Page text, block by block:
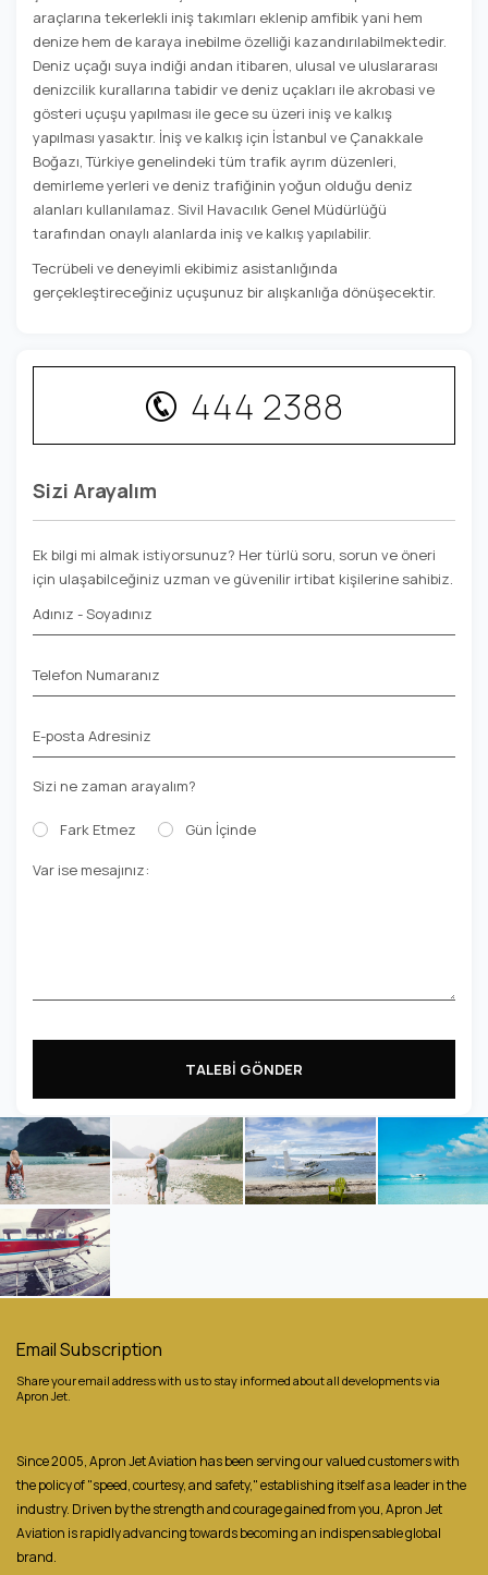
araçlarına tekerlekli iniş takımları eklenip amfibik yani hem
denize hem de karaya inebilme özelliği kazandırılabilmektedir.
Deniz uçağı suya indiği andan itibaren, ulusal ve uluslararası
denizcilik kurallarına tabidir ve deniz uçakları ile akrobasi ve
gösteri uçuşu yapılması ile gece su üzeri iniş ve kalkış
yapılması yasaktır. İniş ve kalkış için İstanbul ve Çanakkale
Boğazı, Türkiye genelindeki tüm trafik ayrım düzenleri,
demirleme yerleri ve deniz trafiğinin yoğun olduğu deniz
alanları kullanılamaz. Sivil Havacılık Genel Müdürlüğü
tarafından onaylı alanlarda iniş ve kalkış yapılabilir.
Tecrübeli ve deneyimli ekibimiz asistanlığında
gerçekleştireceğiniz uçuşunuz bir alışkanlığa dönüşecektir.
444 2388
Sizi Arayalım
Ek bilgi mi almak istiyorsunuz? Her türlü soru, sorun ve öneri
için ulaşabilceğiniz uzman ve güvenilir irtibat kişilerine sahibiz.
Adınız - Soyadınız
Telefon Numaranız
E-posta Adresiniz
Sizi ne zaman arayalım?
Fark Etmez Gün İçinde
Var ise mesajınız:
TALEBİ GÖNDER
Email Subscription
Share your email address with us to stay informed about all developments via
Apron Jet.
Since 2005, Apron Jet Aviation has been serving our valued customers with
the policy of "speed, courtesy, and safety," establishing itself as a leader in the
industry. Driven by the strength and courage gained from you, Apron Jet
Aviation is rapidly advancing towards becoming an indispensable global
brand.